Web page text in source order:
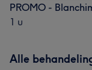
PROMO -
1 u
Alle